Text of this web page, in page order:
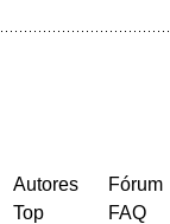
Autores
Top
Fórum
FAQ